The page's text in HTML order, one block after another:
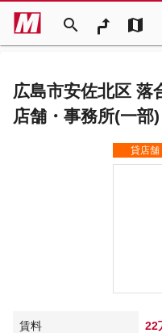
search map
広島市安佐北区 落
店舗・事務所(一部)
貸店舗
賃料 22